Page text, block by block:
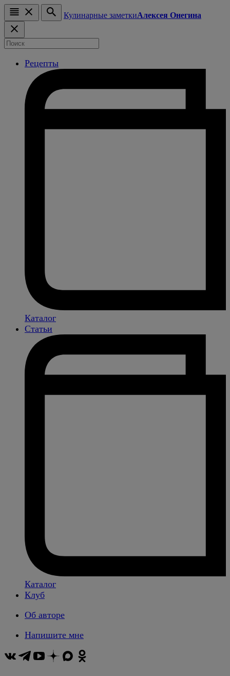
Кулинарные заметкиАлексея Онегина
Рецепты
Каталог
Статьи
Каталог
Клуб
Об авторе
Напишите мне